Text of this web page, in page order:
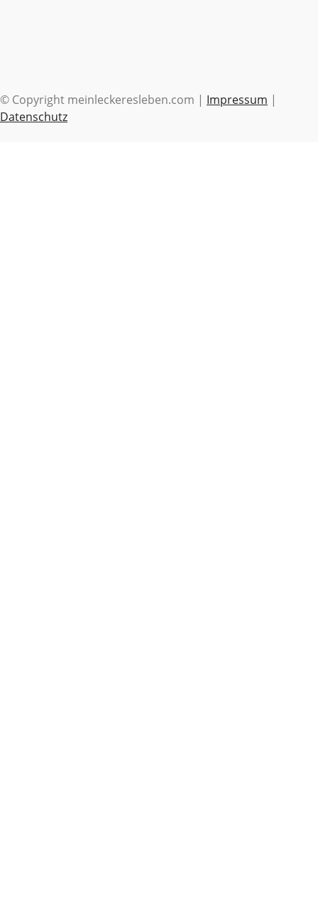
© Copyright meinleckeresleben.com | Impressum |
Datenschutz